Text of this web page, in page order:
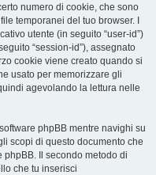
numero di cookie, che sono
temporanei del tuo browser. I
utente (in seguito “user-id”)
“session-id”), assegnato
cookie viene creato quando si
usato per memorizzare gli
agevolando la lettura nelle
phpBB mentre navighi su
scopi di questo documento che
Il secondo metodo di
che tu inserisci